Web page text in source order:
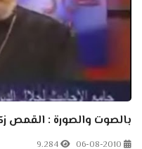
بالصوت والصورة : القمص
06-08-2010
9.284